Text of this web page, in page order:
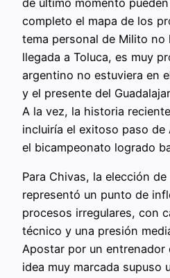
de último momento
completo el mapa de los
tema personal de Milito no
llegada a Toluca, es muy
argentino no estuviera en
y el presente del
A la vez, la historia
incluiría el exitoso paso
el bicampeonato logrado
Para Chivas, la elección
representó un punto de
procesos irregulares, con
técnico y una presión
Apostar por un entrenador
idea muy marcada supuso